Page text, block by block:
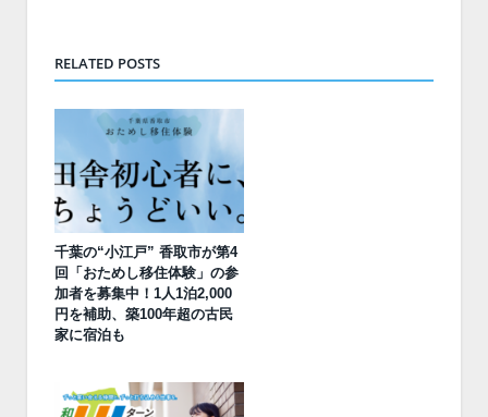
RELATED POSTS
千葉の“小江戸” 香取市が第4
回「おためし移住体験」の参
加者を募集中！1人1泊2,000
円を補助、築100年超の古民
家に宿泊も